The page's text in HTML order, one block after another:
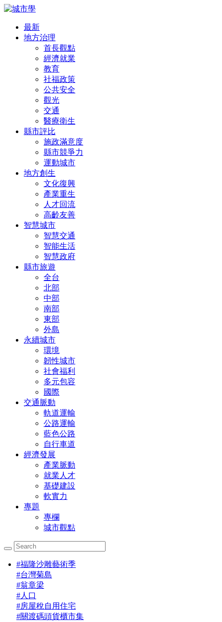
最新
地方治理
首長觀點
經濟就業
教育
社福政策
公共安全
觀光
交通
醫療衛生
縣市評比
施政滿意度
縣市競爭力
運動城市
地方創生
文化復興
產業重生
人才回流
高齡友善
智慧城市
智慧交通
智能生活
智慧政府
縣市旅遊
全台
北部
中部
南部
東部
外島
永續城市
環境
韌性城市
社會福利
多元包容
國際
交通脈動
軌道運輸
公路運輸
藍色公路
自行車道
經濟發展
產業脈動
就業人才
基礎建設
軟實力
專題
專欄
城市觀點
#福隆沙雕藝術季
#台灣菊島
#翁章梁
#人口
#房屋稅自用住宅
#關渡碼頭貨櫃市集